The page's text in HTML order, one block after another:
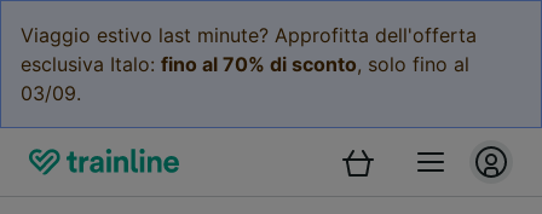
Viaggio estivo last minute? Approfitta dell'offerta
esclusiva Italo: fino al 70% di sconto, solo fino al
03/09.